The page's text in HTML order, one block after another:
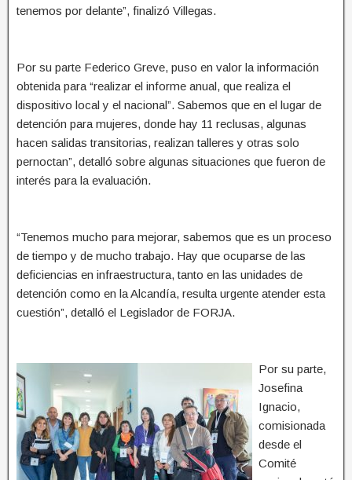
tenemos por delante”, finalizó Villegas.
Por su parte Federico Greve, puso en valor la información
obtenida para “realizar el informe anual, que realiza el
dispositivo local y el nacional”. Sabemos que en el lugar de
detención para mujeres, donde hay 11 reclusas, algunas
hacen salidas transitorias, realizan talleres y otras solo
pernoctan”, detalló sobre algunas situaciones que fueron de
interés para la evaluación.
“Tenemos mucho para mejorar, sabemos que es un proceso
de tiempo y de mucho trabajo. Hay que ocuparse de las
deficiencias en infraestructura, tanto en las unidades de
detención como en la Alcandía, resulta urgente atender esta
cuestión”, detalló el Legislador de FORJA.
Por su parte,
Josefina
Ignacio,
comisionada
desde el
Comité